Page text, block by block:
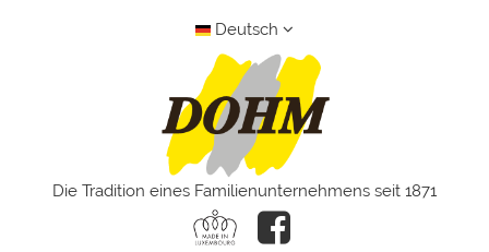
Deutsch
Die Tradition eines Familienunternehmens seit 1871